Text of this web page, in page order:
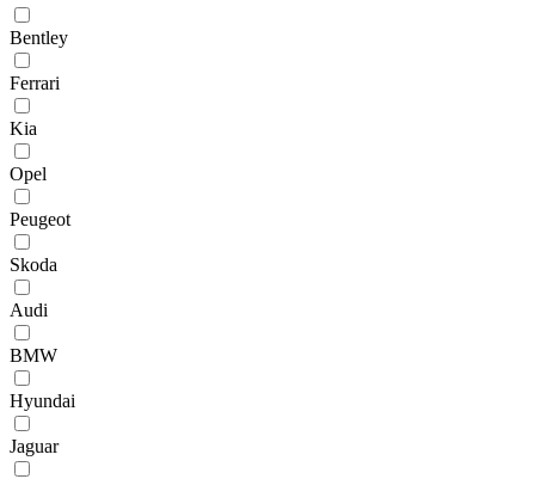
Bentley
Ferrari
Kia
Opel
Peugeot
Skoda
Audi
BMW
Hyundai
Jaguar